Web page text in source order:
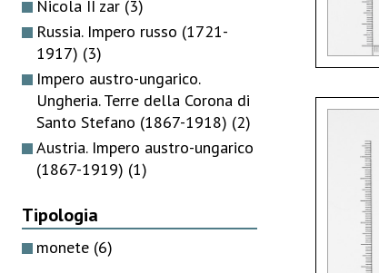
Nicola II zar (3)
Russia. Impero russo (1721-
1917) (3)
Impero austro-ungarico.
Ungheria. Terre della Corona di
Santo Stefano (1867-1918) (2)
Austria. Impero austro-ungarico
(1867-1919) (1)
Tipologia
monete (6)